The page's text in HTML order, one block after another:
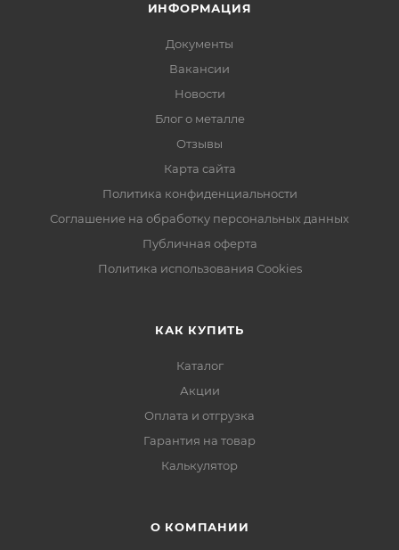
ИНФОРМАЦИЯ
Документы
Вакансии
Новости
Блог о металле
Отзывы
Карта сайта
Политика конфиденциальности
Соглашение на обработку персональных данных
Публичная оферта
Политика использования Cookies
КАК КУПИТЬ
Каталог
Акции
Оплата и отгрузка
Гарантия на товар
Калькулятор
О КОМПАНИИ